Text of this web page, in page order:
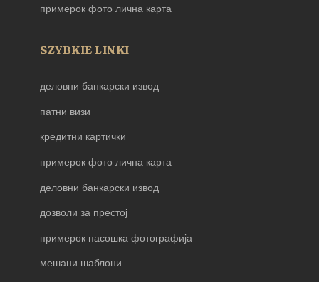
примерок фото лична карта
SZYBKIE LINKI
деловни банкарски извод
патни визи
кредитни картички
примерок фото лична карта
деловни банкарски извод
дозволи за престој
примерок пасошка фотографија
мешани шаблони